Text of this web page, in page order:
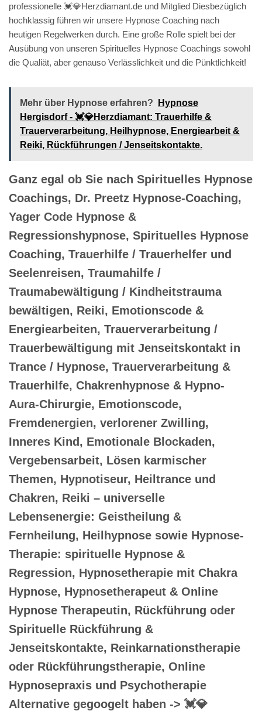
professionelle 💓️💎Herzdiamant.de und Mitglied Diesbezüglich
hochklassig führen wir unsere Hypnose Coaching nach
heutigen Regelwerken durch. Eine große Rolle spielt bei der
Ausübung von unseren Spirituelles Hypnose Coachings sowohl
die Qualiät, aber genauso Verlässlichkeit und die Pünktlichkeit!
Mehr über Hypnose erfahren?
Hypnose
Hergisdorf - 💓️💎Herzdiamant: Trauerhilfe &
Trauerverarbeitung, Heilhypnose, Energiearbeit &
Reiki, Rückführungen / Jenseitskontakte.
Ganz egal ob Sie nach Spirituelles Hypnose
Coachings, Dr. Preetz Hypnose-Coaching,
Yager Code Hypnose &
Regressionshypnose, Spirituelles Hypnose
Coaching, Trauerhilfe / Trauerhelfer und
Seelenreisen, Traumahilfe /
Traumabewältigung / Kindheitstrauma
bewältigen, Reiki, Emotionscode &
Energiearbeiten, Trauerverarbeitung /
Trauerbewältigung mit Jenseitskontakt in
Trance / Hypnose, Trauerverarbeitung &
Trauerhilfe, Chakrenhypnose & Hypno-
Aura-Chirurgie, Emotionscode,
Fremdenergien, verlorener Zwilling,
Inneres Kind, Emotionale Blockaden,
Vergebensarbeit, Lösen karmischer
Themen, Hypnotiseur, Heiltrance und
Chakren, Reiki – universelle
Lebensenergie: Geistheilung &
Fernheilung, Heilhypnose sowie Hypnose-
Therapie: spirituelle Hypnose &
Regression, Hypnosetherapie mit Chakra
Hypnose, Hypnosetherapeut & Online
Hypnose Therapeutin, Rückführung oder
Spirituelle Rückführung &
Jenseitskontakte, Reinkarnationstherapie
oder Rückführungstherapie, Online
Hypnosepraxis und Psychotherapie
Alternative gegoogelt haben -> 💓️💎